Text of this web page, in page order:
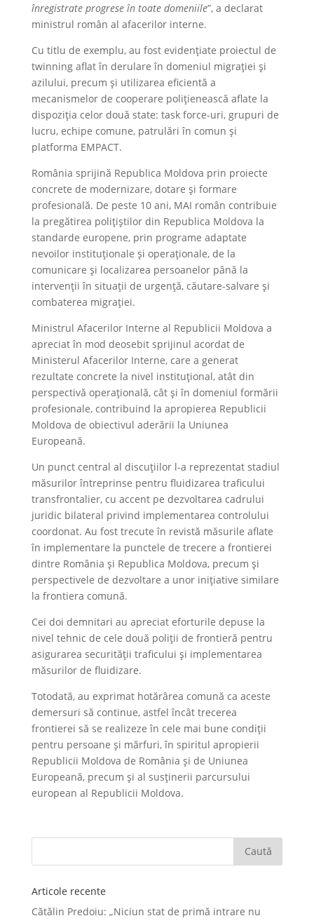
înregistrate progrese în toate domeniile”, a declarat
ministrul român al afacerilor interne.
Cu titlu de exemplu, au fost evidențiate proiectul de
twinning aflat în derulare în domeniul migrației și
azilului, precum și utilizarea eficientă a
mecanismelor de cooperare polițienească aflate la
dispoziția celor două state: task force-uri, grupuri de
lucru, echipe comune, patrulări în comun și
platforma EMPACT.
România sprijină Republica Moldova prin proiecte
concrete de modernizare, dotare și formare
profesională. De peste 10 ani, MAI român contribuie
la pregătirea polițiștilor din Republica Moldova la
standarde europene, prin programe adaptate
nevoilor instituționale și operaționale, de la
comunicare și localizarea persoanelor până la
intervenții în situații de urgență, căutare-salvare și
combaterea migrației.
Ministrul Afacerilor Interne al Republicii Moldova a
apreciat în mod deosebit sprijinul acordat de
Ministerul Afacerilor Interne, care a generat
rezultate concrete la nivel instituțional, atât din
perspectivă operațională, cât și în domeniul formării
profesionale, contribuind la apropierea Republicii
Moldova de obiectivul aderării la Uniunea
Europeană.
Un punct central al discuțiilor l-a reprezentat stadiul
măsurilor întreprinse pentru fluidizarea traficului
transfrontalier, cu accent pe dezvoltarea cadrului
juridic bilateral privind implementarea controlului
coordonat. Au fost trecute în revistă măsurile aflate
în implementare la punctele de trecere a frontierei
dintre România și Republica Moldova, precum și
perspectivele de dezvoltare a unor inițiative similare
la frontiera comună.
Cei doi demnitari au apreciat eforturile depuse la
nivel tehnic de cele două poliții de frontieră pentru
asigurarea securității traficului și implementarea
măsurilor de fluidizare.
Totodată, au exprimat hotărârea comună ca aceste
demersuri să continue, astfel încât trecerea
frontierei să se realizeze în cele mai bune condiții
pentru persoane și mărfuri, în spiritul apropierii
Republicii Moldova de România și de Uniunea
Europeană, precum și al susținerii parcursului
european al Republicii Moldova.
Articole recente
Cătălin Predoiu: „Niciun stat de primă intrare nu